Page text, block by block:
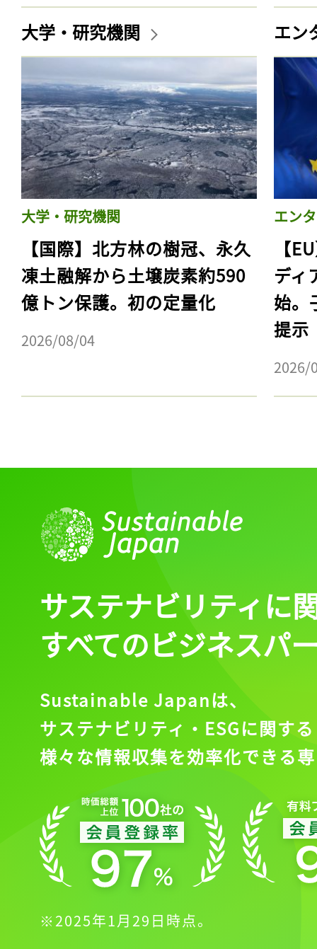
大学・研究機関
大学・研究機関
【国際】北方林の樹冠、永久
凍土融解から土壌炭素約590
億トン保護。初の定量化
2026/08/04
エン
エン
【
ディ
始。
提示
2026/
サステナビリティに
すべてのビジネスパ
Sustainable Japanは、
サステナビリティ・ESGに関する
様々な情報収集を効率化できる
※2025年1月29日時点。